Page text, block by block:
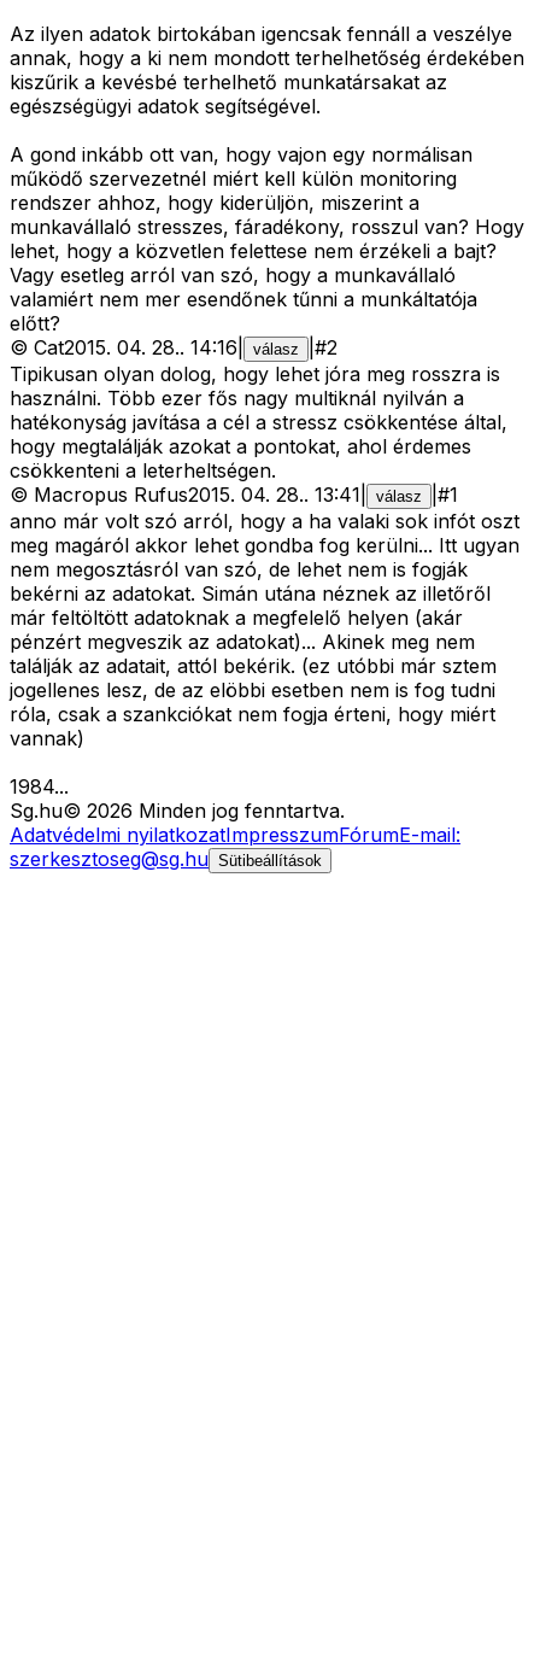
Az ilyen adatok birtokában igencsak fennáll a veszélye
annak, hogy a ki nem mondott terhelhetőség érdekében
kiszűrik a kevésbé terhelhető munkatársakat az
egészségügyi adatok segítségével.
A gond inkább ott van, hogy vajon egy normálisan
működő szervezetnél miért kell külön monitoring
rendszer ahhoz, hogy kiderüljön, miszerint a
munkavállaló stresszes, fáradékony, rosszul van? Hogy
lehet, hogy a közvetlen felettese nem érzékeli a bajt?
Vagy esetleg arról van szó, hogy a munkavállaló
valamiért nem mer esendőnek tűnni a munkáltatója
előtt?
© Cat2015. 04. 28.. 14:16 válasz #2
Tipikusan olyan dolog, hogy lehet jóra meg rosszra is
használni. Több ezer fős nagy multiknál nyilván a
hatékonyság javítása a cél a stressz csökkentése által,
hogy megtalálják azokat a pontokat, ahol érdemes
csökkenteni a leterheltségen.
© Macropus Rufus2015. 04. 28.. 13:41 válasz #1
anno már volt szó arról, hogy a ha valaki sok infót oszt
meg magáról akkor lehet gondba fog kerülni... Itt ugyan
nem megosztásról van szó, de lehet nem is fogják
bekérni az adatokat. Simán utána néznek az illetőről
már feltöltött adatoknak a megfelelő helyen (akár
pénzért megveszik az adatokat)... Akinek meg nem
találják az adatait, attól bekérik. (ez utóbbi már sztem
jogellenes lesz, de az elöbbi esetben nem is fog tudni
róla, csak a szankciókat nem fogja érteni, hogy miért
vannak)
1984...
Sg.hu© 2026 Minden jog fenntartva.
Adatvédelmi nyilatkozatImpresszumFórumE-mail:
szerkesztoseg@sg.hu Sütibeállítások